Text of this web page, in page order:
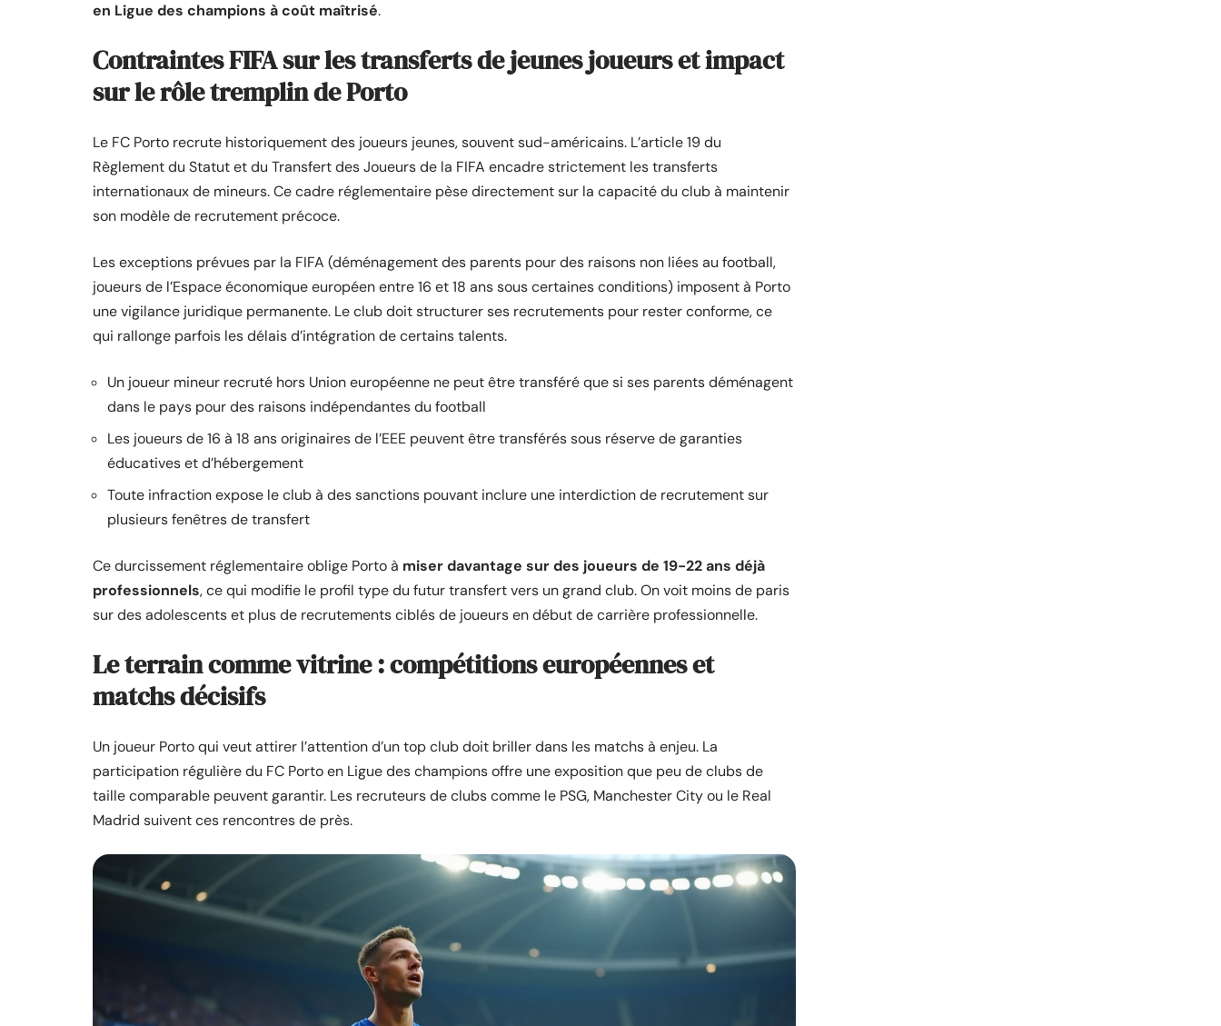
en Ligue des champions à coût maîtrisé.
Contraintes FIFA sur les transferts de jeunes joueurs et impact
sur le rôle tremplin de Porto
Le FC Porto recrute historiquement des joueurs jeunes, souvent sud-américains. L’article 19 du
Règlement du Statut et du Transfert des Joueurs de la FIFA encadre strictement les transferts
internationaux de mineurs. Ce cadre réglementaire pèse directement sur la capacité du club à maintenir
son modèle de recrutement précoce.
Les exceptions prévues par la FIFA (déménagement des parents pour des raisons non liées au football,
joueurs de l’Espace économique européen entre 16 et 18 ans sous certaines conditions) imposent à Porto
une vigilance juridique permanente. Le club doit structurer ses recrutements pour rester conforme, ce
qui rallonge parfois les délais d’intégration de certains talents.
Un joueur mineur recruté hors Union européenne ne peut être transféré que si ses parents déménagent
dans le pays pour des raisons indépendantes du football
Les joueurs de 16 à 18 ans originaires de l’EEE peuvent être transférés sous réserve de garanties
éducatives et d’hébergement
Toute infraction expose le club à des sanctions pouvant inclure une interdiction de recrutement sur
plusieurs fenêtres de transfert
Ce durcissement réglementaire oblige Porto à miser davantage sur des joueurs de 19-22 ans déjà
professionnels, ce qui modifie le profil type du futur transfert vers un grand club. On voit moins de paris
sur des adolescents et plus de recrutements ciblés de joueurs en début de carrière professionnelle.
Le terrain comme vitrine : compétitions européennes et
matchs décisifs
Un joueur Porto qui veut attirer l’attention d’un top club doit briller dans les matchs à enjeu. La
participation régulière du FC Porto en Ligue des champions offre une exposition que peu de clubs de
taille comparable peuvent garantir. Les recruteurs de clubs comme le PSG, Manchester City ou le Real
Madrid suivent ces rencontres de près.